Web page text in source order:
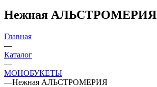
Нежная АЛЬСТРОМЕРИЯ
Главная
—
Каталог
—
МОНОБУКЕТЫ
—Нежная АЛЬСТРОМЕРИЯ